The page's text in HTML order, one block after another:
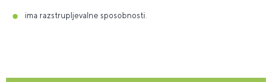
ima razstrupljevalne sposobnosti.